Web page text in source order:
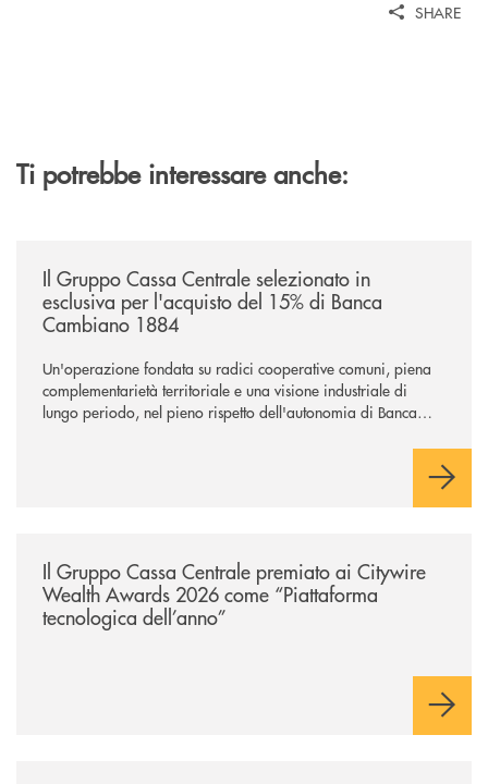
SHARE
Ti potrebbe interessare anche:
Il Gruppo Cassa Centrale selezionato in
esclusiva per l'acquisto del 15% di Banca
Cambiano 1884
Un'operazione fondata su radici cooperative comuni, piena
complementarietà territoriale e una visione industriale di
lungo periodo, nel pieno rispetto dell'autonomia di Banca
negoziazione esclusiva per la finalizzazione dell’operazione.
Il Gruppo Cassa Centrale premiato ai Citywire
Wealth Awards 2026 come “Piattaforma
tecnologica dell’anno”